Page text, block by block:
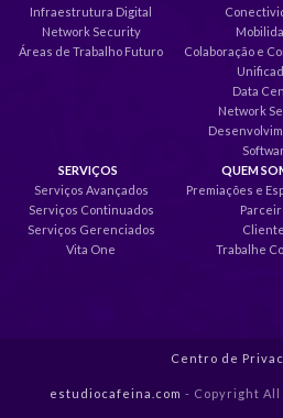
Infraestrutura Digital
Network Security
Áreas de Trabalho Futuro
Colaboração e
Data
Network
SERVIÇOS
Serviços Avançados
Serviços Continuados
Serviços Gerenciados
Vita One
QUEM
Premiações e
Trabalhe
Centro de
estudiocafeina.com - Copyright